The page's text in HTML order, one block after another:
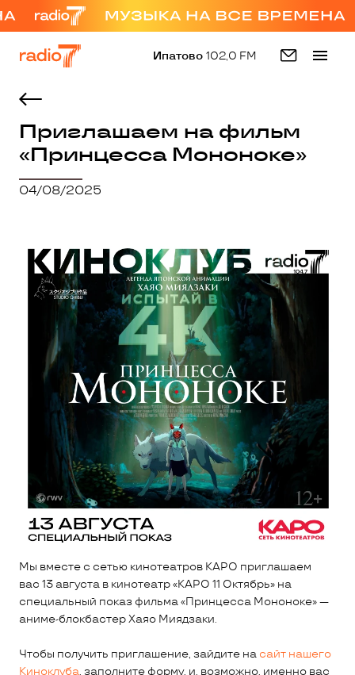
Ипатово 102,0 FM
Приглашаем на фильм
«Принцесса Мононоке»
04/08/2025
Мы вместе с сетью кинотеатров КАРО приглашаем
вас 13 августа в кинотеатр «КАРО 11 Октябрь» на
специальный показ фильма «Принцесса Мононоке» —
аниме-блокбастер Хаяо Миядзаки.
Чтобы получить приглашение, зайдите на сайт нашего
Киноклуба, заполните форму, и, возможно, именно вас